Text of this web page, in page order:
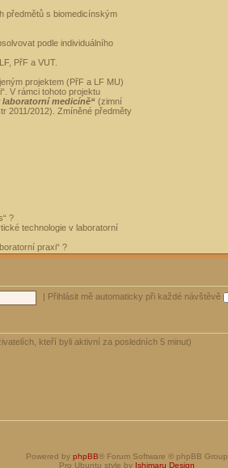
předmětů s biomedicínským
podle individuálního
PřF a VUT.
projektem (PřF a LF MU)
V rámci tohoto projektu
medicíně“ (zimní
2011/2012). Zmíněné předměty
?
technologie v laboratorní
praxi“ ?
Přihlásit mě automaticky při každé návštěvě
kteří byli aktivní za posledních 5 minut)
Powered by phpBB® Forum Software © phpBB Group
Pro Ubuntu style by Ishimaru Design